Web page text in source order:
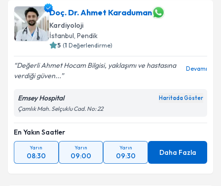
Doç. Dr. Ahmet Karaduman
Kardiyoloji
İstanbul, Pendik
5 (1 Değerlendirme)
Değerli Ahmet Hocam Bilgisi, yaklaşımı ve hastasına
verdiği güven...
Devamı
Emsey Hospital Haritada Göster
Çamlık Mah. Selçuklu Cad. No: 22
En Yakın Saatler
Yarın
08:30
Yarın
09:00
Yarın
09:30 Daha Fazla